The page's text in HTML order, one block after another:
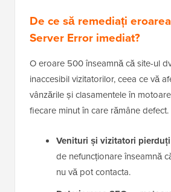
De ce să remediați
Server Error imediat?
O eroare 500 înseamnă că site-ul
inaccesibil vizitatorilor, ceea ce vă
vânzările și clasamentele în
fiecare minut în care rămâne defect.
Venituri și vizitatori pierduți
de nefuncționare înseamnă
nu vă pot contacta.